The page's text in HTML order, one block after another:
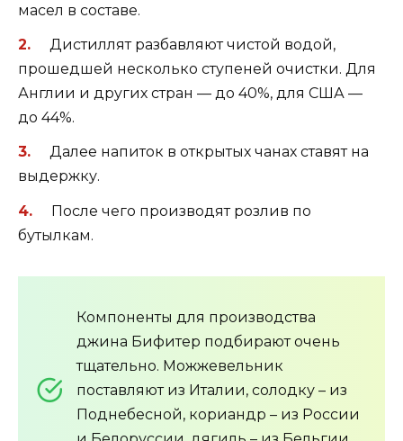
масел в составе.
Дистиллят разбавляют чистой водой,
прошедшей несколько ступеней очистки. Для
Англии и других стран — до 40%, для США —
до 44%.
Далее напиток в открытых чанах ставят на
выдержку.
После чего производят розлив по
бутылкам.
Компоненты для производства
джина Бифитер подбирают очень
тщательно. Можжевельник
поставляют из Италии, солодку – из
Поднебесной, кориандр – из России